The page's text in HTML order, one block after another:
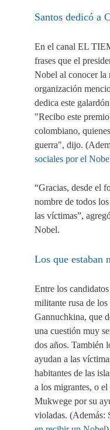
Santos dedicó a
En el canal EL
frases que el
Nobel al conocer la
organización
dedica este
"Recibo este
colombiano,
guerra", dijo.
sociales por el
“Gracias, desde el
nombre de todos
las víctimas”,
Nobel.
Los que estaban
Entre los
militante rusa de los
Gannuchkina, que
una cuestión muy
dos años. También
ayudan a las
habitantes de las
a los migrantes, o
Mukwege por su
violadas. (Además: